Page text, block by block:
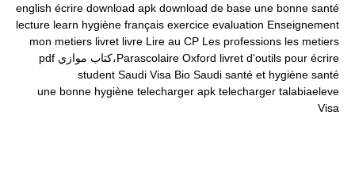
une bonne santé
de base
download
download apk
écrire
english
Enseignement
evaluation
exercice
français
hygiène
learn
lecture
les metiers
Les professions
Lire au CP
livre
livret
metiers
mon
livret d'outils pour écrire
Oxford Parascolaire،كتاب موازي
pdf
santé
santé et hygiène
Saudi
Saudi Visa Bio
student
talabiaeleve
telecharger
telecharger apk
une bonne hygiène
Visa